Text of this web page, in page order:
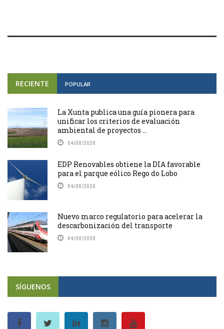
RECIENTE POPULAR
La Xunta publica una guía pionera para
unificar los criterios de evaluación
ambiental de proyectos ...
04/08/2026
EDP Renovables obtiene la DIA favorable
para el parque eólico Rego do Lobo
04/08/2026
Nuevo marco regulatorio para acelerar la
descarbonización del transporte
04/08/2026
SÍGUENOS